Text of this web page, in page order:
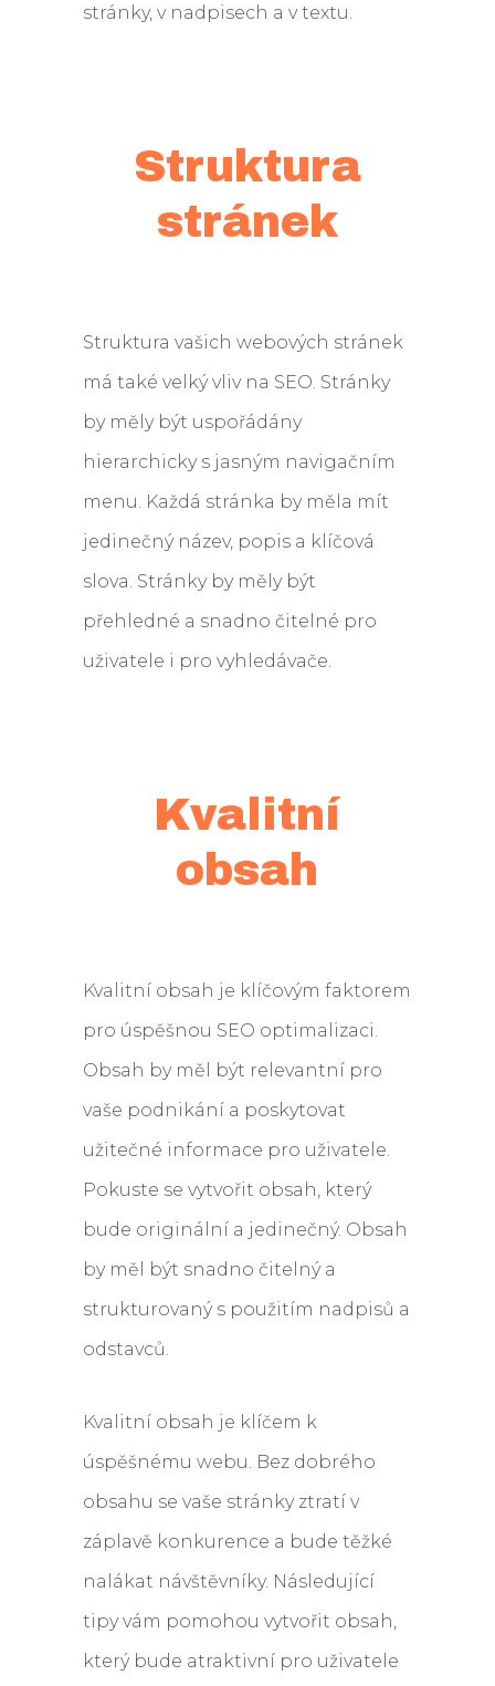
stránky, v nadpisech a v textu.
Struktura
stránek
Struktura vašich webových stránek
má také velký vliv na SEO. Stránky
by měly být uspořádány
hierarchicky s jasným navigačním
menu. Každá stránka by měla mít
jedinečný název, popis a klíčová
slova. Stránky by měly být
přehledné a snadno čitelné pro
uživatele i pro vyhledávače.
Kvalitní
obsah
Kvalitní obsah je klíčovým faktorem
pro úspěšnou SEO optimalizaci.
Obsah by měl být relevantní pro
vaše podnikání a poskytovat
užitečné informace pro uživatele.
Pokuste se vytvořit obsah, který
bude originální a jedinečný. Obsah
by měl být snadno čitelný a
strukturovaný s použitím nadpisů a
odstavců.
Kvalitní obsah je klíčem k
úspěšnému webu. Bez dobrého
obsahu se vaše stránky ztratí v
záplavě konkurence a bude těžké
nalákat návštěvníky. Následující
tipy vám pomohou vytvořit obsah,
který bude atraktivní pro uživatele